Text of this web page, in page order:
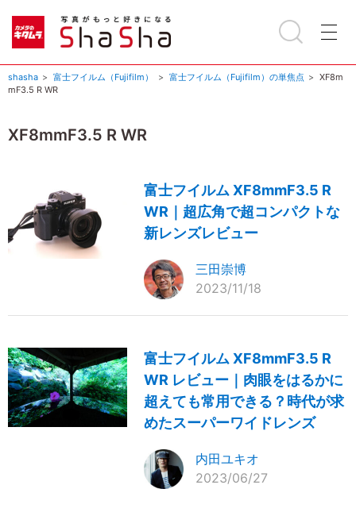
shasha 富士フイルム（Fujifilm） 富士フイルム（Fujifilm）の単焦点
XF8m
mF3.5 R WR
XF8mmF3.5 R WR
富士フイルム XF8mmF3.5 R
WR｜超広角で超コンパクトな
新レンズレビュー
三田崇博
2023/11/18
富士フイルム XF8mmF3.5 R
WR レビュー｜肉眼をはるかに
超えても常用できる？時代が求
めたスーパーワイドレンズ
内田ユキオ
2023/06/27